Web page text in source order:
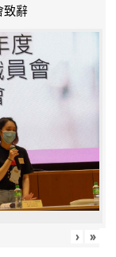
致辭
› »